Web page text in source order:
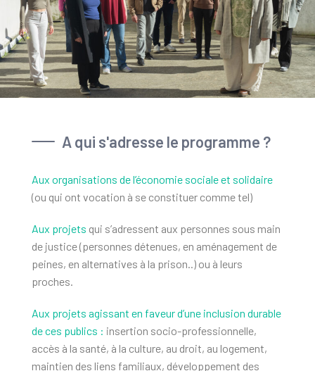
A qui s'adresse le programme ?
Aux organisations de l’économie sociale et solidaire
(ou qui ont vocation à se constituer comme tel)
Aux projets qui s’adressent aux personnes sous main
de justice (personnes détenues, en aménagement de
peines, en alternatives à la prison..) ou à leurs
proches.
Aux projets agissant en faveur d’une inclusion durable
de ces publics : insertion socio-professionnelle,
accès à la santé, à la culture, au droit, au logement,
maintien des liens familiaux, développement des